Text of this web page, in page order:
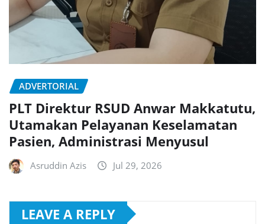
ADVERTORIAL
PLT Direktur RSUD Anwar Makkatutu,
Utamakan Pelayanan Keselamatan
Pasien, Administrasi Menyusul
Asruddin Azis Jul 29, 2026
LEAVE A REPLY